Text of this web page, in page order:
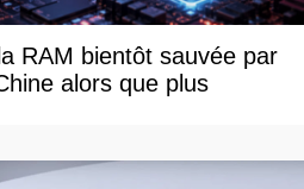
RAM bientôt sauvée par
alors que plus